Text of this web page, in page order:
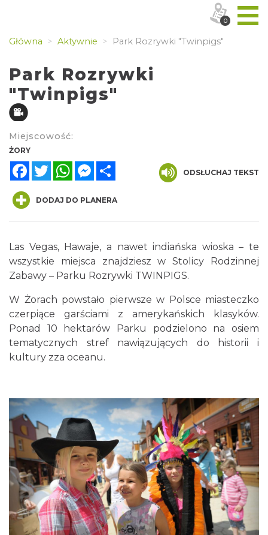
Główna Aktywnie Park Rozrywki "Twinpigs"
Park Rozrywki
"Twinpigs"
Miejscowość:
ŻORY
FacebookTwitterWhatsAppMessenger
ODSŁUCHAJ TEKST
DODAJ DO PLANERA
Las Vegas, Hawaje, a nawet indiańska wioska – te
wszystkie miejsca znajdziesz w Stolicy Rodzinnej
Zabawy – Parku Rozrywki TWINPIGS.
W Żorach powstało pierwsze w Polsce miasteczko
czerpiące garściami z amerykańskich klasyków.
Ponad 10 hektarów Parku podzielono na osiem
tematycznych stref nawiązujących do historii i
kultury zza oceanu.
0